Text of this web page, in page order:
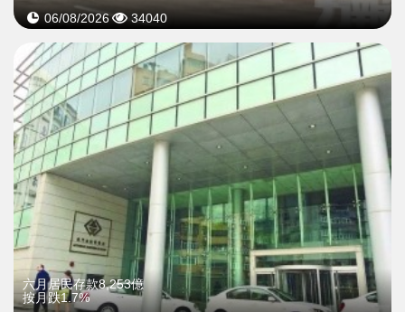
06/08/2026 34040
六月居民存款8,253億
按月跌1.7%